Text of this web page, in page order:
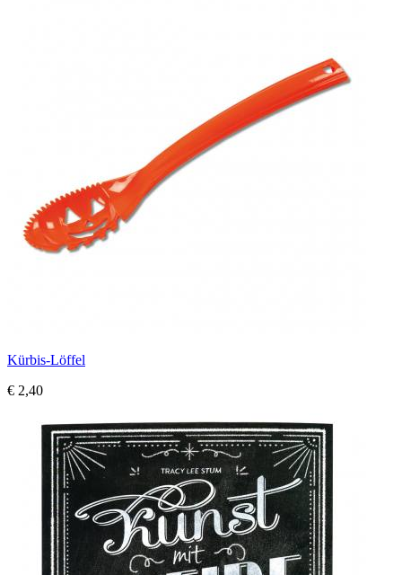
Kürbis-Löffel
€ 2,40